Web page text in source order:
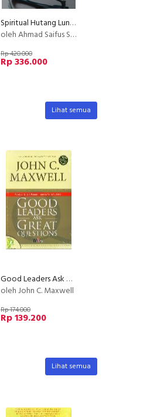
Spiritual Hutang Lunas Tuntas
oleh Ahmad Saifus Salam
Rp 420.000
Rp 336.000
Lihat semua
Good Leaders Ask Great Questions: Fondasi Untuk Kepemimpinan
oleh John C. Maxwell
Rp 174.000
Rp 139.200
Lihat semua